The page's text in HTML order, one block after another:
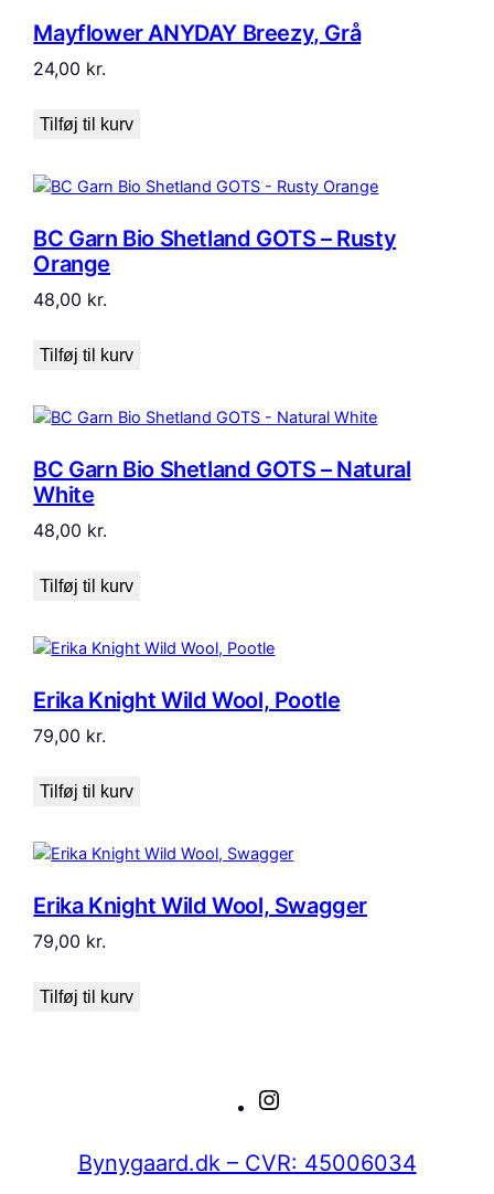
Mayflower ANYDAY Breezy, Grå
24,00 kr.
Tilføj til kurv
BC Garn Bio Shetland GOTS – Rusty
Orange
48,00 kr.
Tilføj til kurv
BC Garn Bio Shetland GOTS – Natural
White
48,00 kr.
Tilføj til kurv
Erika Knight Wild Wool, Pootle
79,00 kr.
Tilføj til kurv
Erika Knight Wild Wool, Swagger
79,00 kr.
Tilføj til kurv
Bynygaard.dk – CVR: 45006034